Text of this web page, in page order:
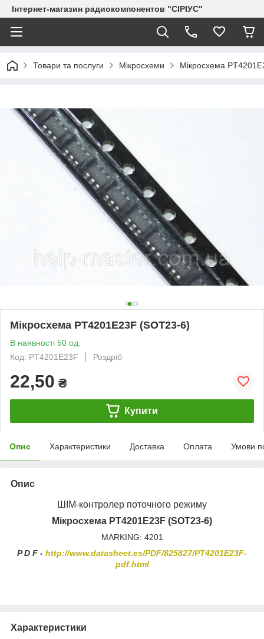
Інтернет-магазин радиокомпонентов "СІРІУС"
Товари та послуги Мікросхеми Мікросхема
Мікросхема PT4201E23F (SOT23-6)
В наявності 50 од.
Код: PT4201E23F
Роздріб
22,50 ₴
Купити
Опис Характеристики Доставка Оплата Умови
Опис
ШІМ-контролер поточного режиму
Мікросхема PT4201E23F (SOT23-6)
MARKING: 4201
P D F - http://www.datasheet.es/PDF/825827/PT4201E23F-
pdf.html
Характеристики